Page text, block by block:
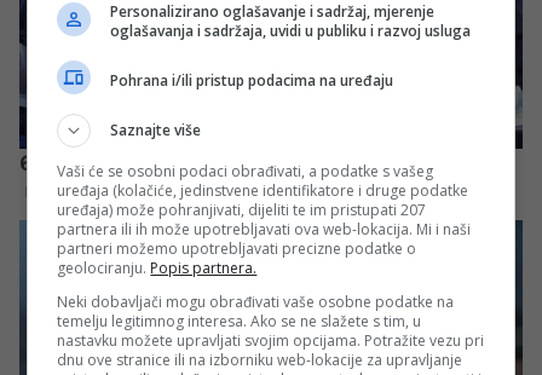
Personalizirano oglašavanje i sadržaj, mjerenje
oglašavanja i sadržaja, uvidi u publiku i razvoj usluga
Pohrana i/ili pristup podacima na uređaju
Saznajte više
Vaši će se osobni podaci obrađivati, a podatke s vašeg
uređaja (kolačiće, jedinstvene identifikatore i druge podatke
uređaja) može pohranjivati, dijeliti te im pristupati 207
partnera ili ih može upotrebljavati ova web-lokacija. Mi i naši
partneri možemo upotrebljavati precizne podatke o
geolociranju. Popis partnera.
Neki dobavljači mogu obrađivati vaše osobne podatke na
temelju legitimnog interesa. Ako se ne slažete s tim, u
nastavku možete upravljati svojim opcijama. Potražite vezu pri
dnu ove stranice ili na izborniku web-lokacije za upravljanje